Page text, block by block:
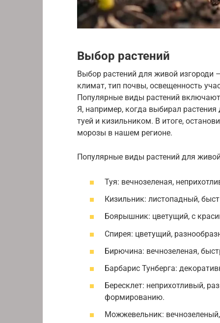
Выбор растений
Выбор растений для живой
климат, тип почвы, освещенность
Популярные виды растений
Я, например, когда выбирал
туей и кизильником. В итоге,
морозы в нашем регионе.
Популярные виды растений для
Туя: вечнозеленая,
Кизильник: листопадный,
Боярышник: цветущий, с
Спирея: цветущий,
Бирючина: вечнозеленая,
Барбарис Тунберга:
Бересклет: неприхотливый,
формированию.
Можжевельник: